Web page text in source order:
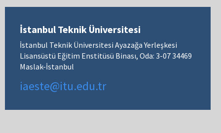
İstanbul Teknik Üniversitesi
İstanbul Teknik Üniversitesi Ayazağa Yerleşkesi
Lisansüstü Eğitim Enstitüsü Binası, Oda: 3-07 34469
Maslak-İstanbul
iaeste@itu.edu.tr